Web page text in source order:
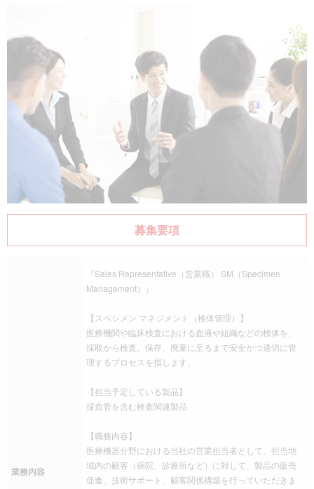
募集要項
業務内容
『Sales Representative（営業職） SM（Specimen
Management）』
【スペシメン マネジメント（検体管理）】
医療機関や臨床検査における血液や組織などの検体を、
採取から検査、保存、廃棄に至るまで安全かつ適切に管
理するプロセスを指します。
【担当予定している製品】
採血管を含む検査関連製品
【職務内容】
医療機器分野における当社の営業担当者として、担当地
域内の顧客（病院、診療所など）に対して、製品の販売
促進、技術サポート、顧客関係構築を行っていただきま